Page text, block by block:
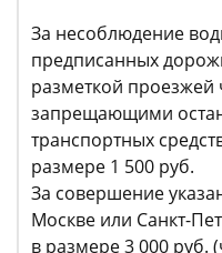
За несоблюдение
предписанных
разметкой проезжей
запрещающими
транспортных
размере 1 500 руб.
За совершение
Москве или Санкт-
в размере 3 000 руб.